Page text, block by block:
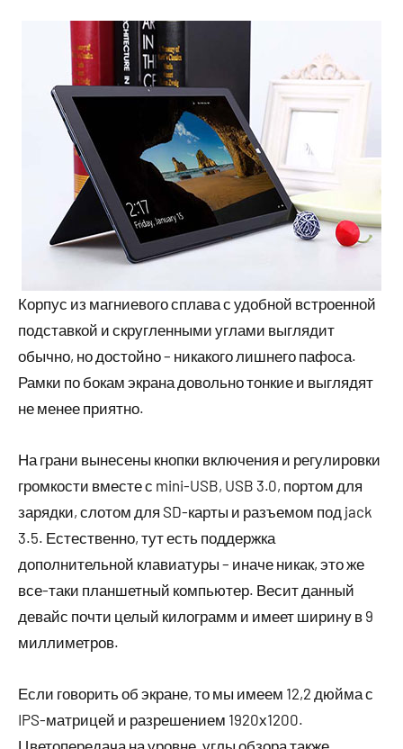
Корпус из магниевого сплава с удобной встроенной
подставкой и скругленными углами выглядит
обычно, но достойно – никакого лишнего пафоса.
Рамки по бокам экрана довольно тонкие и выглядят
не менее приятно.
На грани вынесены кнопки включения и регулировки
громкости вместе с mini-USB, USB 3.0, портом для
зарядки, слотом для SD-карты и разъемом под jack
3.5. Естественно, тут есть поддержка
дополнительной клавиатуры – иначе никак, это же
все-таки планшетный компьютер. Весит данный
девайс почти целый килограмм и имеет ширину в 9
миллиметров.
Если говорить об экране, то мы имеем 12,2 дюйма с
IPS-матрицей и разрешением 1920х1200.
Цветопередача на уровне, углы обзора также